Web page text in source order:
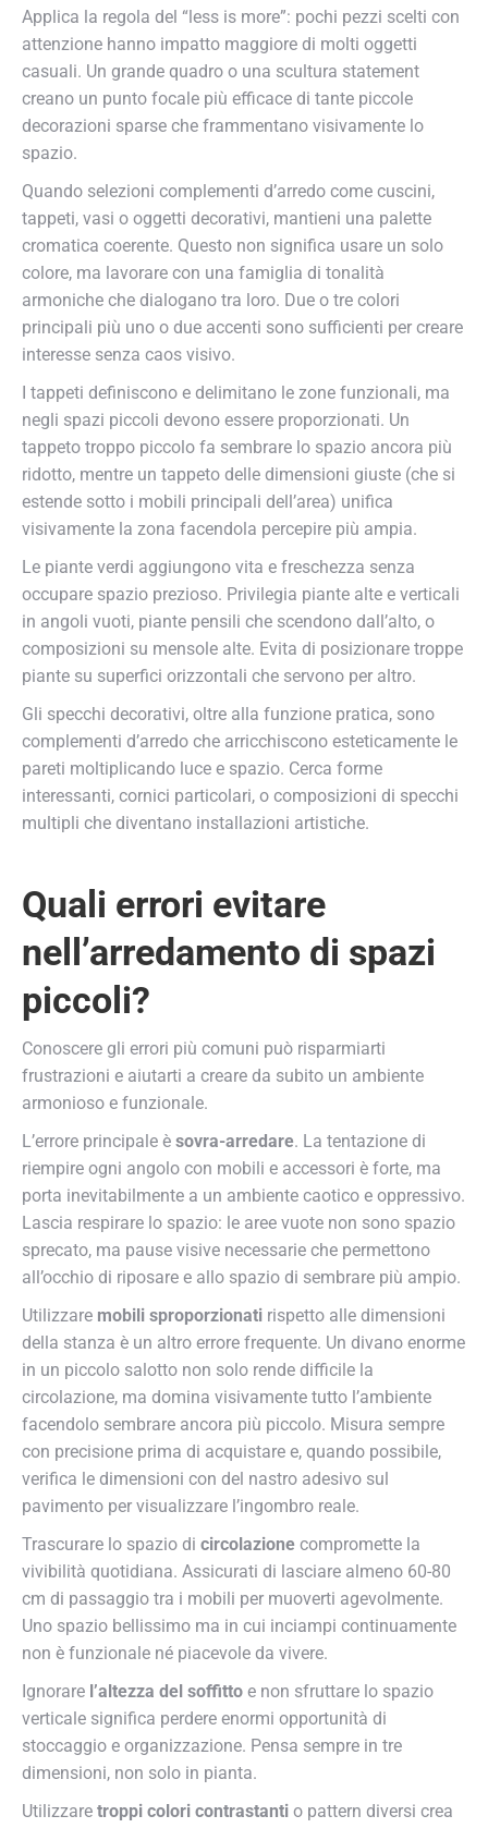
Applica la regola del “less is more”: pochi pezzi scelti con
attenzione hanno impatto maggiore di molti oggetti
casuali. Un grande quadro o una scultura statement
creano un punto focale più efficace di tante piccole
decorazioni sparse che frammentano visivamente lo
spazio.
Quando selezioni complementi d’arredo come cuscini,
tappeti, vasi o oggetti decorativi, mantieni una palette
cromatica coerente. Questo non significa usare un solo
colore, ma lavorare con una famiglia di tonalità
armoniche che dialogano tra loro. Due o tre colori
principali più uno o due accenti sono sufficienti per creare
interesse senza caos visivo.
I tappeti definiscono e delimitano le zone funzionali, ma
negli spazi piccoli devono essere proporzionati. Un
tappeto troppo piccolo fa sembrare lo spazio ancora più
ridotto, mentre un tappeto delle dimensioni giuste (che si
estende sotto i mobili principali dell’area) unifica
visivamente la zona facendola percepire più ampia.
Le piante verdi aggiungono vita e freschezza senza
occupare spazio prezioso. Privilegia piante alte e verticali
in angoli vuoti, piante pensili che scendono dall’alto, o
composizioni su mensole alte. Evita di posizionare troppe
piante su superfici orizzontali che servono per altro.
Gli specchi decorativi, oltre alla funzione pratica, sono
complementi d’arredo che arricchiscono esteticamente le
pareti moltiplicando luce e spazio. Cerca forme
interessanti, cornici particolari, o composizioni di specchi
multipli che diventano installazioni artistiche.
Quali errori evitare
nell’arredamento di spazi
piccoli?
Conoscere gli errori più comuni può risparmiarti
frustrazioni e aiutarti a creare da subito un ambiente
armonioso e funzionale.
L’errore principale è sovra-arredare. La tentazione di
riempire ogni angolo con mobili e accessori è forte, ma
porta inevitabilmente a un ambiente caotico e oppressivo.
Lascia respirare lo spazio: le aree vuote non sono spazio
sprecato, ma pause visive necessarie che permettono
all’occhio di riposare e allo spazio di sembrare più ampio.
Utilizzare mobili sproporzionati rispetto alle dimensioni
della stanza è un altro errore frequente. Un divano enorme
in un piccolo salotto non solo rende difficile la
circolazione, ma domina visivamente tutto l’ambiente
facendolo sembrare ancora più piccolo. Misura sempre
con precisione prima di acquistare e, quando possibile,
verifica le dimensioni con del nastro adesivo sul
pavimento per visualizzare l’ingombro reale.
Trascurare lo spazio di circolazione compromette la
vivibilità quotidiana. Assicurati di lasciare almeno 60-80
cm di passaggio tra i mobili per muoverti agevolmente.
Uno spazio bellissimo ma in cui inciampi continuamente
non è funzionale né piacevole da vivere.
Ignorare l’altezza del soffitto e non sfruttare lo spazio
verticale significa perdere enormi opportunità di
stoccaggio e organizzazione. Pensa sempre in tre
dimensioni, non solo in pianta.
Utilizzare troppi colori contrastanti o pattern diversi crea